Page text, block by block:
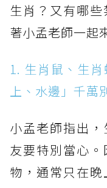
生肖？又有哪
著小孟老師一起
1. 生肖鼠、生
上、水邊」千萬
小孟老師指出
友要特別當心
物，通常只在